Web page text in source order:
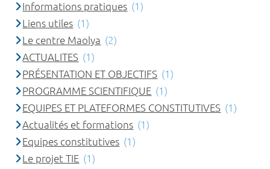
Informations pratiques (1)
Liens utiles (1)
Le centre Maolya (2)
ACTUALITES (1)
PRÉSENTATION ET OBJECTIFS (1)
PROGRAMME SCIENTIFIQUE (1)
EQUIPES ET PLATEFORMES CONSTITUTIVES (1)
Actualités et formations (1)
Equipes constitutives (1)
Le projet TIE (1)